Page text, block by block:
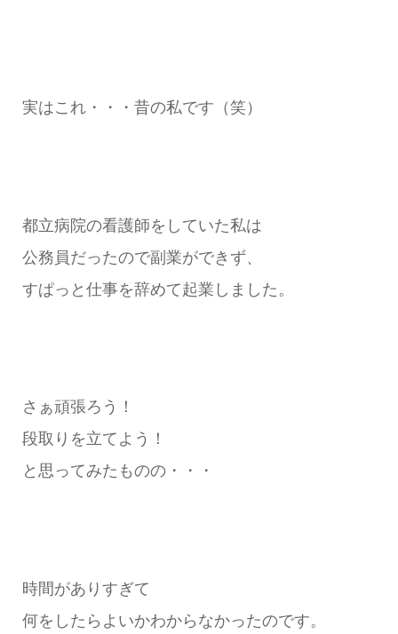
実はこれ・・・昔の私です（笑）
都立病院の看護師をしていた私は
公務員だったので副業ができず、
すぱっと仕事を辞めて起業しました。
さぁ頑張ろう！
段取りを立てよう！
と思ってみたものの・・・
時間がありすぎて
何をしたらよいかわからなかったのです。